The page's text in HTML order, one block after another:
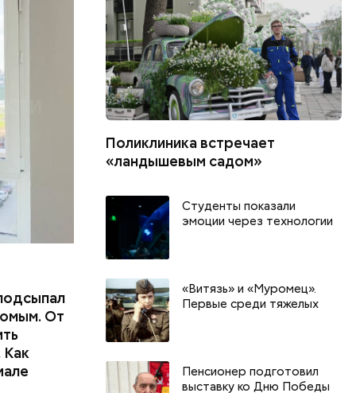
От
в
Поликлиника встречает
«ландышевым садом»
Студенты показали
эмоции через технологии
«Витязь» и «Муромец».
Первые среди тяжелых
Пенсионер подготовил
выставку ко Дню Победы